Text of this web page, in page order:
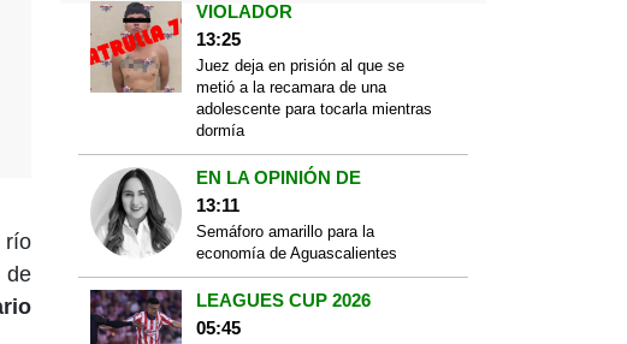
río
de
VIOLADOR
13:25
Juez deja en prisión al que se
metió a la recamara de una
adolescente para tocarla mientras
dormía
EN LA OPINIÓN DE
13:11
Semáforo amarillo para la
economía de Aguascalientes
LEAGUES CUP 2026
05:45